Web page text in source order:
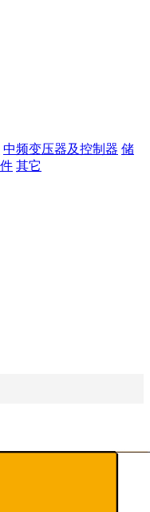
中频变压器及控制器 储
其它